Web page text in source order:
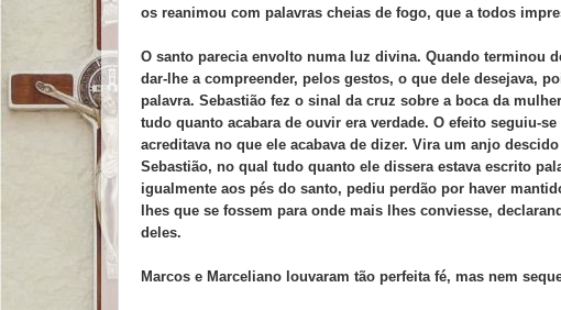
os reanimou com palavras cheias de fogo, que a todos
O santo parecia envolto numa luz divina. Quando terminou
dar-lhe a compreender, pelos gestos, o que dele desejava,
palavra. Sebastião fez o sinal da cruz sobre a boca da
tudo quanto acabara de ouvir era verdade. O efeito seguiu-
acreditava no que ele acabava de dizer. Vira um anjo
Sebastião, no qual tudo quanto ele dissera estava escrito
igualmente aos pés do santo, pediu perdão por haver
lhes que se fossem para onde mais lhes conviesse,
deles.
Marcos e Marceliano louvaram tão perfeita fé, mas nem